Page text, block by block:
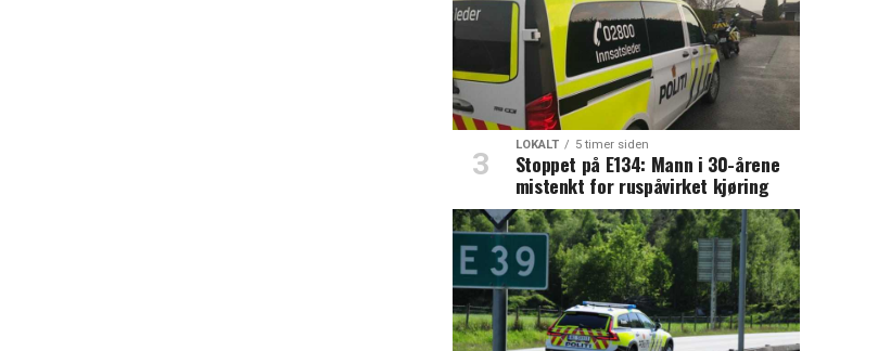
LOKALT 5 timer siden
Stoppet på E134: Mann i 30-årene
mistenkt for ruspåvirket kjøring